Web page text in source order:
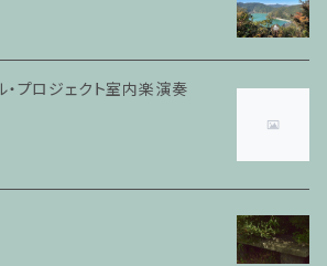
レッスン
・プロジェクト室内楽演奏